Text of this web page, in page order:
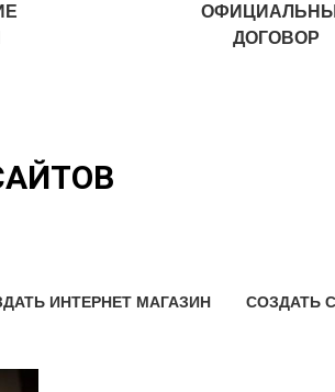
ДОГОВОР
ИНТЕРНЕТ МАГАЗИН СОЗДАТЬ